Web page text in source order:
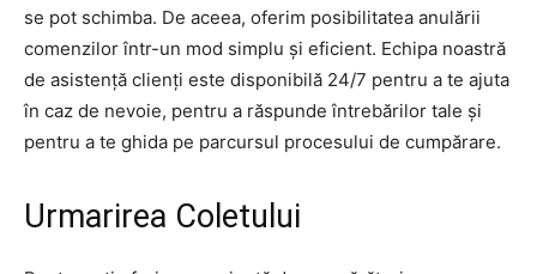
se pot schimba. De aceea, oferim posibilitatea anulării
comenzilor într-un mod simplu și eficient. Echipa noastră
de asistență clienți este disponibilă 24/7 pentru a te ajuta
în caz de nevoie, pentru a răspunde întrebărilor tale și
pentru a te ghida pe parcursul procesului de cumpărare.
Urmarirea Coletului